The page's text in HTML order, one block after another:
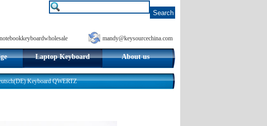
notebookkeyboardwholesale mandy@keysourcechina.com
Laptop Keyboard About us
Keyboard QWERTZ